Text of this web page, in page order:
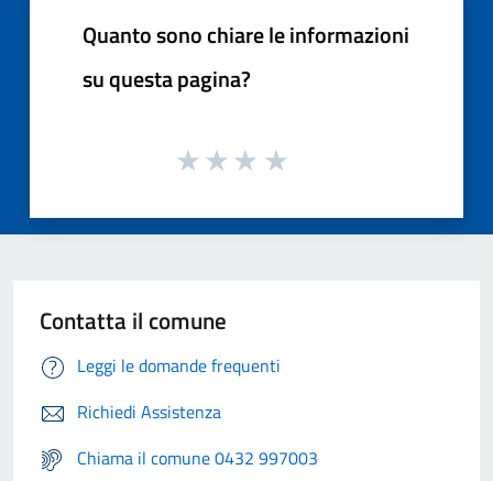
Quanto sono chiare le informazioni
su questa pagina?
Contatta il comune
Leggi le domande frequenti
Richiedi Assistenza
Chiama il comune 0432 997003